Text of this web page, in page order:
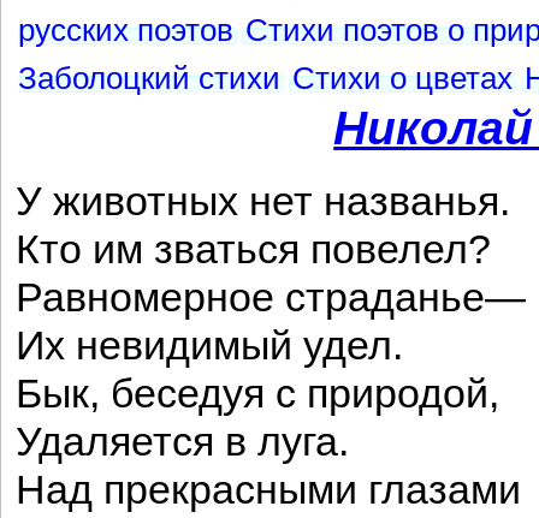
русских поэтов Стихи поэтов о
Заболоцкий стихи Стихи о цветах
У животных нет названья.
Кто им зваться повелел?
Равномерное страданье—
Их невидимый удел.
Бык, беседуя с природой,
Удаляется в луга.
Над прекрасными глазами